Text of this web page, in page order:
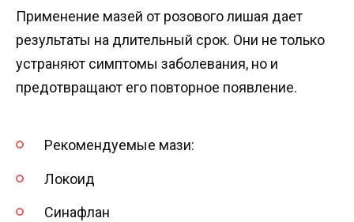
Применение мазей от розового лишая дает
результаты на длительный срок. Они не только
устраняют симптомы заболевания, но и
предотвращают его повторное появление.
Рекомендуемые мази:
Локоид
Синафлан